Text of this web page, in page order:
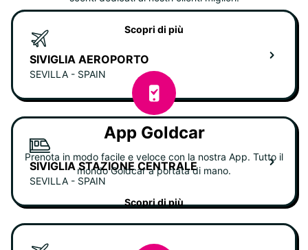
SIVIGLIA AEROPORTO
SEVILLA - SPAIN
SIVIGLIA STAZIONE CENTRALE
SEVILLA - SPAIN
Scopri di più
App Goldcar
Prenota in modo facile e veloce con la nostra App. Tutto il
mondo Goldcar a portata di mano.
Scopri di più